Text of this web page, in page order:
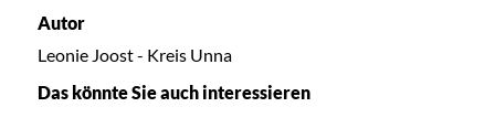
Autor
Leonie Joost - Kreis Unna
Das könnte Sie auch interessieren